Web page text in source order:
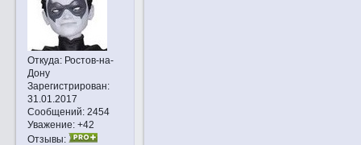
Откуда:Ростов-на-
Дону
Зарегистрирован:
31.01.2017
Сообщений:2454
Уважение: +42
Отзывы: